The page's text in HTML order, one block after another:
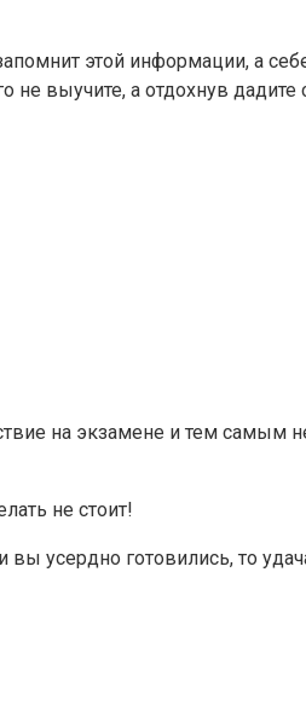
этой информации, а
не выучите, а отдохнув
на экзамене и тем самым
не стоит!
вы усердно готовились, то